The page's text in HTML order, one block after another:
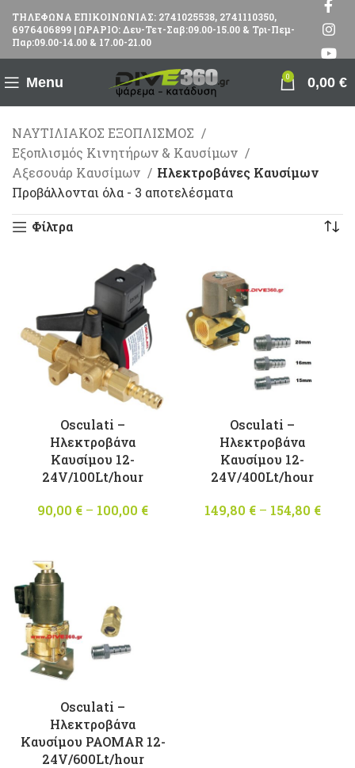
ΤΗΛΕΦΩΝΑ ΕΠΙΚΟΙΝΩΝΙΑΣ: 2741025538, 2741110350,
6976406899 | ΩΡΑΡΙΟ: Δευ-Τετ-Σαβ:09.00-15.00 & Τρι-Πεμ-
Παρ:09.00-14.00 & 17.00-21.00
Menu 0 0,00 €
ΝΑΥΤΙΛΙΑΚΟΣ ΕΞΟΠΛΙΣΜΟΣ
Εξοπλισμός Κινητήρων & Καυσίμων
Αξεσουάρ Καυσίμων
Ηλεκτροβάνες Καυσίμων
Προβάλλονται όλα - 3 αποτελέσματα
Φίλτρα
Osculati –
Ηλεκτροβάνα
Καυσίμου 12-
24V/100Lt/hour
90,00 € – 100,00 €
Osculati –
Ηλεκτροβάνα
Καυσίμου 12-
24V/400Lt/hour
149,80 € – 154,80 €
Osculati –
Ηλεκτροβάνα
Καυσίμου PAOMAR 12-
24V/600Lt/hour